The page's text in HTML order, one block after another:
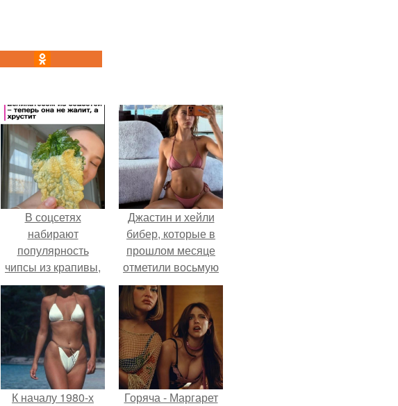
В соцсетях
набирают
популярность
чипсы из крапивы,
которые
пользователи в
комментариях
называют
неожиданно
вкусными.
Джастин и хейли
бибер, которые в
прошлом месяце
отметили восьмую
годовщину
помолвки, показали
новые фото с
совместного
отдыха.
К началу 1980-х Горяча - Маргарет